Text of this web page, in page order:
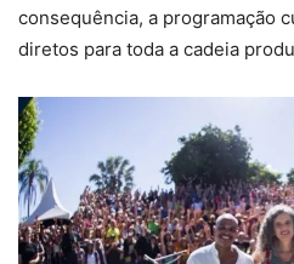
consequência, a programação
diretos para toda a cadeia